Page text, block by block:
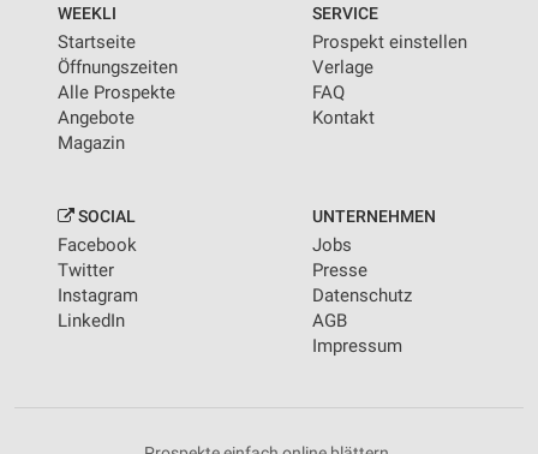
WEEKLI
Startseite
Öffnungszeiten
Alle Prospekte
Angebote
Magazin
SERVICE
Prospekt einstellen
Verlage
FAQ
Kontakt
SOCIAL
Facebook
Twitter
Instagram
LinkedIn
UNTERNEHMEN
Jobs
Presse
Datenschutz
AGB
Impressum